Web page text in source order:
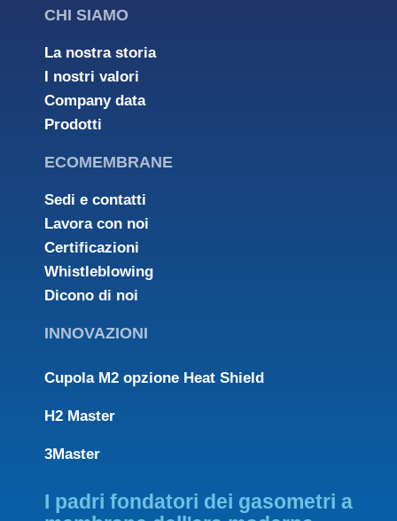
CHI SIAMO
La nostra storia
I nostri valori
Company data
Prodotti
ECOMEMBRANE
Sedi e contatti
Lavora con noi
Certificazioni
Whistleblowing
Dicono di noi
INNOVAZIONI
Cupola M2 opzione Heat Shield
H2 Master
3Master
I padri fondatori dei gasometri a